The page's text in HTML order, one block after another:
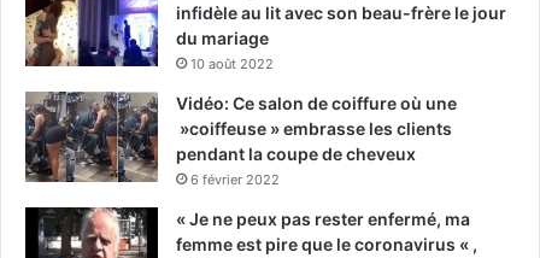
infidèle au lit avec son beau-frère le jour
du mariage
10 août 2022
Vidéo: Ce salon de coiffure où une
»coiffeuse » embrasse les clients
pendant la coupe de cheveux
6 février 2022
« Je ne peux pas rester enfermé, ma
femme est pire que le coronavirus « ,